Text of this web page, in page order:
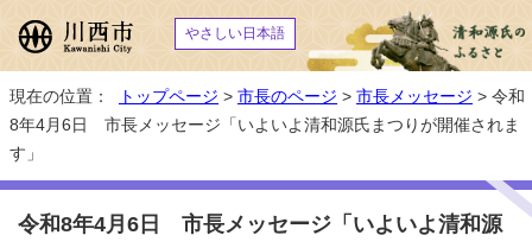
やさしい日本語
現在の位置： トップページ > 市長のページ > 市長メッセージ > 令和
8年4月6日 市長メッセージ「いよいよ清和源氏まつりが開催されま
す」
令和8年4月6日 市長メッセージ「いよいよ清和源